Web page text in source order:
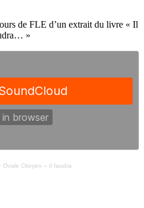
de FLE d’un extrait du livre « Il
»
Ovale Citoyen – Il faudra